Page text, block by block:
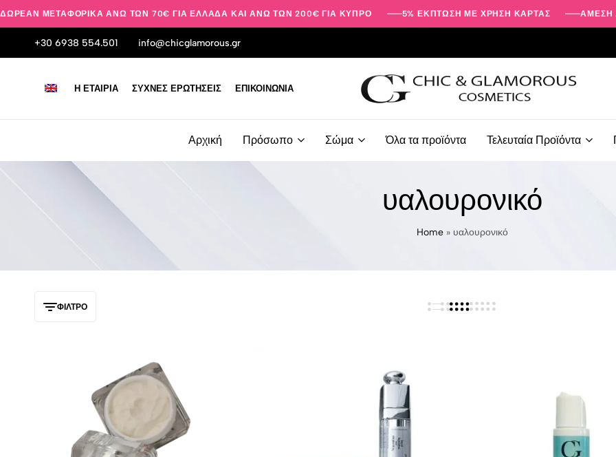
ΔΩΡΕΆΝ ΜΕΤΑΦΟΡΙΚΆ ΆΝΩ ΤΩΝ 70€ ΓΙΑ ΕΛΛΆΔΑ ΚΑΙ ΆΝΩ ΤΩΝ 200€ ΓΙΑ ΚΎΠΡΟ 5% ΕΚΠΤΩΣΗ ΜΕ ΧΡΗΣΗ ΚΑΡΤΑΣ ΑΜΕΣΗ
+30 6938 554.501 info@chicglamorous.gr
Η ΕΤΑΙΡΊΑ ΣΥΧΝΈΣ ΕΡΩΤΉΣΕΙΣ ΕΠΙΚΟΙΝΩΝΊΑ
Ομορφιάς
Σώματος
Glamorous
Αρχική Πρόσωπο Σώμα Όλα τα προϊόντα Τελευταία Προϊόντα
υαλουρονικό
Home» υαλουρονικό
ΦΊΛΤΡΟ